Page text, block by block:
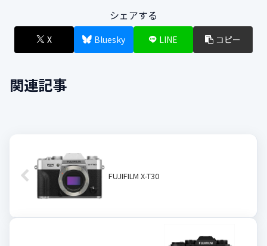
シェアする
X Bluesky LINE コピー
関連記事
FUJIFILM X-T30